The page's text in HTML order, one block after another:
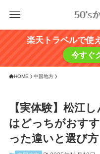
楽天トラベルで使
今すぐ
HOME 中国地方
【実体験】松江
はどっちがおす
った違いと選び方